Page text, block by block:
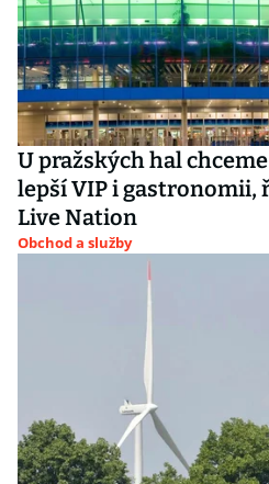
U pražských hal
lepší VIP i gastronomii,
Live Nation
Obchod a služby